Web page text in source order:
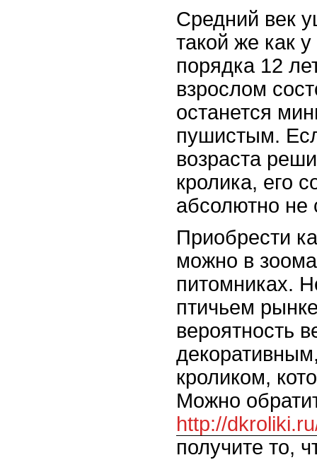
Средний век
такой же как
порядка 12
взрослом
останется
пушистым.
возраста
кролика, его
абсолютно не
Приобрести
можно в
питомниках.
птичьем
вероятность
кроликом,
Можно
http://
получите то,